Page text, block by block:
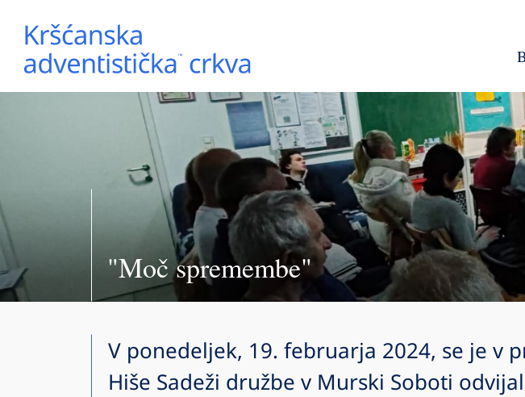
"Moč spremembe"
V ponedeljek, 19. februarja 2024, se je v
Hiše Sadeži družbe v Murski Soboti